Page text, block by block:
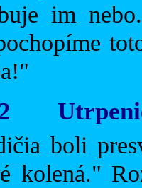
im
boli
kolená."